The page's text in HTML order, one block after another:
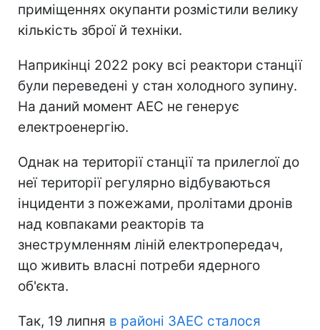
приміщеннях окупанти розмістили велику
кількість зброї й техніки.
Наприкінці 2022 року всі реактори станції
були переведені у стан холодного зупину.
На даний момент АЕС не генерує
електроенергію.
Однак на території станції та прилеглої до
неї території регулярно відбуваються
інциденти з пожежами, пролітами дронів
над ковпаками реакторів та
знеструмленням ліній електропередач,
що живить власні потреби ядерного
об'єкта.
Так, 19 липня в районі ЗАЕС сталося